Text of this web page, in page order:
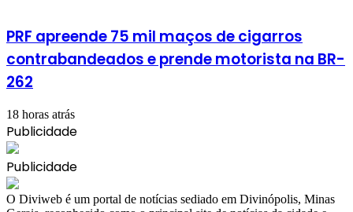
PRF apreende 75 mil maços de cigarros
contrabandeados e prende motorista na BR-
262
18 horas atrás
Publicidade
Publicidade
​O Diviweb é um portal de notícias sediado em Divinópolis, Minas